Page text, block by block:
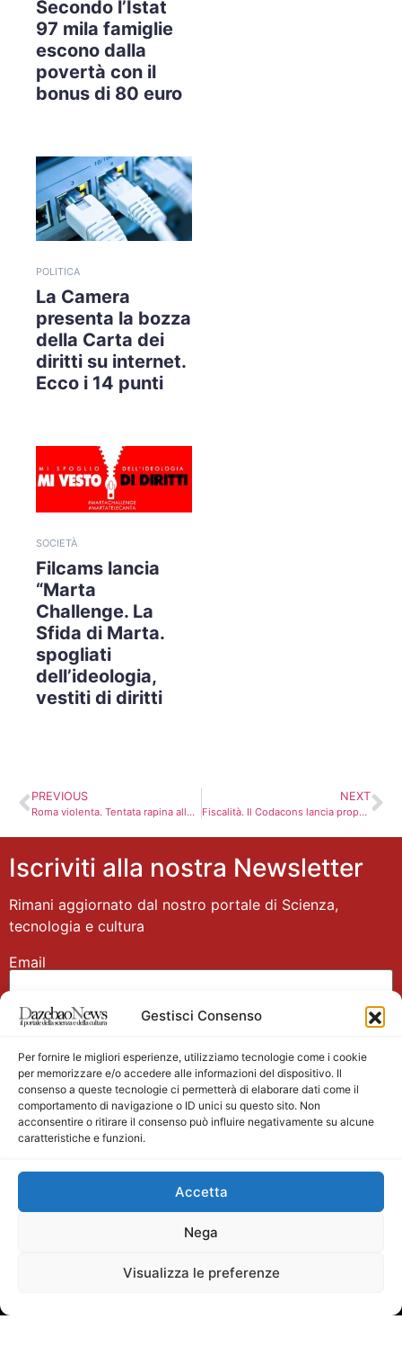
Gestisci Consenso
Per fornire le migliori esperienze, utilizziamo tecnologie come i cookie
per memorizzare e/o accedere alle informazioni del dispositivo. Il
consenso a queste tecnologie ci permetterà di elaborare dati come il
comportamento di navigazione o ID unici su questo sito. Non
acconsentire o ritirare il consenso può influire negativamente su alcune
caratteristiche e funzioni.
Accetta
Nega
Visualizza le preferenze
Secondo l’Istat
97 mila famiglie
escono dalla
povertà con il
bonus di 80 euro
POLITICA
La Camera
presenta la bozza
della Carta dei
diritti su internet.
Ecco i 14 punti
SOCIETÀ
Filcams lancia
“Marta
Challenge. La
Sfida di Marta.
spogliati
dell’ideologia,
vestiti di diritti
PREVIOUS
Roma violenta. Tentata rapina alle Poste. Arrestati i banditi
NEXT
Fiscalità. Il Codacons lancia proposta. Troppe tasse, Caf gratis per tutti
Iscriviti alla nostra Newsletter
Rimani aggiornato dal nostro portale di Scienza,
tecnologia e cultura
Email
Nome
Main partner
Testata giornalistica registrata presso il Tribunale di